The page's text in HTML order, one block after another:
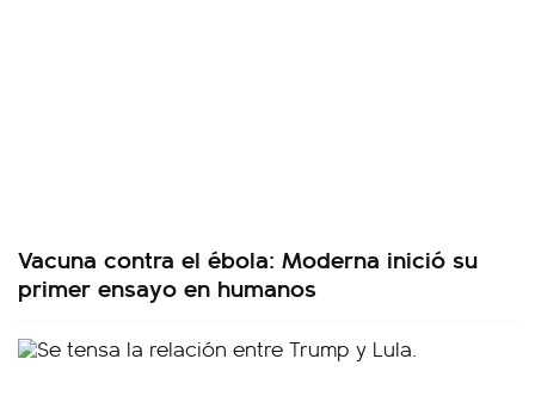
Vacuna contra el ébola: Moderna inició su
primer ensayo en humanos